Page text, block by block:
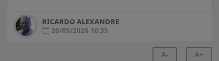
RICARDO ALEXANDRE
20/05/2026 10:35
A- A+